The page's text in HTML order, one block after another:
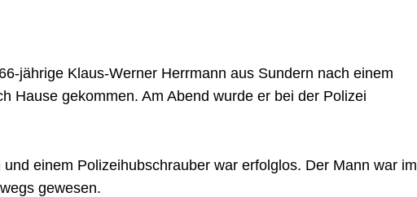
jährige Klaus-Werner Herrmann aus Sundern nach einem
Hause gekommen. Am Abend wurde er bei der Polizei
einem Polizeihubschrauber war erfolglos. Der Mann war im
gewesen.